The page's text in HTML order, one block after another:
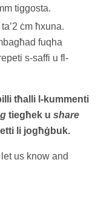
tiggosta.
ċm ħxuna.
fuqha
s-saffi u fl-
tħalli l-kummenti
tiegħek u share
li jogħġbuk.
us know and